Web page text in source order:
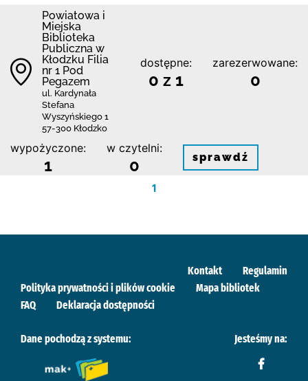
Powiatowa i
Miejska
Biblioteka
Publiczna w
Kłodzku Filia
nr 1 Pod
Pegazem
ul. Kardynała
Stefana
Wyszyńskiego 1
57-300 Kłodzko
dostępne:
0 z 1
zarezerwowane:
0
wypożyczone:
1
w czytelni:
0 sprawdź
1
Kontakt
Regulamin
Polityka prywatności i plików cookie
Mapa bibliotek
FAQ
Deklaracja dostępności
Dane pochodzą z systemu: Jesteśmy na: